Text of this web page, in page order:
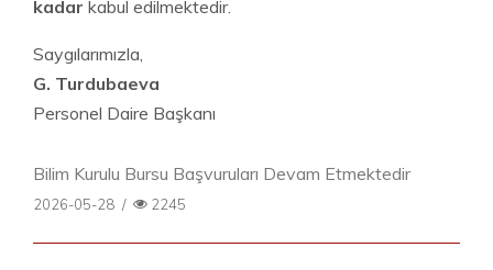
kadar kabul edilmektedir.
Saygılarımızla,
G. Turdubaeva
Personel Daire Başkanı
Bilim Kurulu Bursu Başvuruları Devam Etmektedir
2026-05-28 / 2245